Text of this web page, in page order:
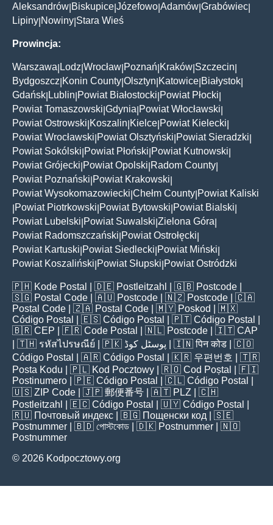
Aleksandrów Biskupice Józefowo Adamów Grabówiec
Lipiny Nowiny Stara Wieś
Prowincja:
Warszawa Lodz Wrocław Poznań Kraków Szczecin
Bydgoszcz Konin County Olsztyn Katowice Białystok
Gdańsk Lublin Powiat Białostocki Powiat Płocki
Powiat Tomaszowski Gdynia Powiat Włocławski
Powiat Ostrowski Koszalin Kielce Powiat Kielecki
Powiat Wrocławski Powiat Olsztyński Powiat Sieradzki
Powiat Sokólski Powiat Płoński Powiat Kutnowski
Powiat Grójecki Powiat Opolski Radom County
Powiat Poznański Powiat Krakowski
Powiat Wysokomazowiecki Chełm County Powiat Kaliski
Powiat Piotrkowski Powiat Bytowski Powiat Bialski
Powiat Lubelski Powiat Suwalski Zielona Góra
Powiat Radomszczański Powiat Ostrołęcki
Powiat Kartuski Powiat Siedlecki Powiat Miński
Powiat Koszaliński Powiat Słupski Powiat Ostródzki
🇵🇭 Kode Postal | 🇩🇪 Postleitzahl | 🇬🇧 Postcode
🇸🇬 Postal Code | 🇦🇺 Postcode | 🇳🇿 Postcode | 🇨🇦
Postal Code | 🇿🇦 Postal Code | 🇲🇾 Poskod
| 🇲🇽
Código Postal
| 🇪🇸 Código Postal | 🇵🇹 Código Postal
🇧🇷 CEP | 🇫🇷 Code Postal | 🇳🇱 Postcode | 🇮🇹 CAP
| 🇹🇭 รหัสไปรษณีย์ | 🇵🇰 پوسٹل کوڈ | 🇮🇳पिन कोड | 🇨🇴
Código Postal
| 🇦🇷 Código Postal | 🇰🇷 우편번호
| 🇹🇷
Posta Kodu | 🇵🇱 Kod Pocztowy | 🇷🇴 Cod Poștal
| 🇫🇮
Postinumero | 🇵🇪 Código Postal | 🇨🇱 Código Postal
🇺🇸 ZIP Code | 🇯🇵 郵便番号 | 🇦🇹 PLZ | 🇨🇭
Postleitzahl
| 🇪🇨 Código Postal | 🇺🇾 Código Postal
🇷🇺 Почтовый индекс | 🇧🇬 Пощенски код | 🇸🇪
Postnummer | 🇧🇩 পোস্টকোড | 🇩🇰 Postnummer | 🇳🇴
Postnummer
© 2026 Kodpocztowy.org